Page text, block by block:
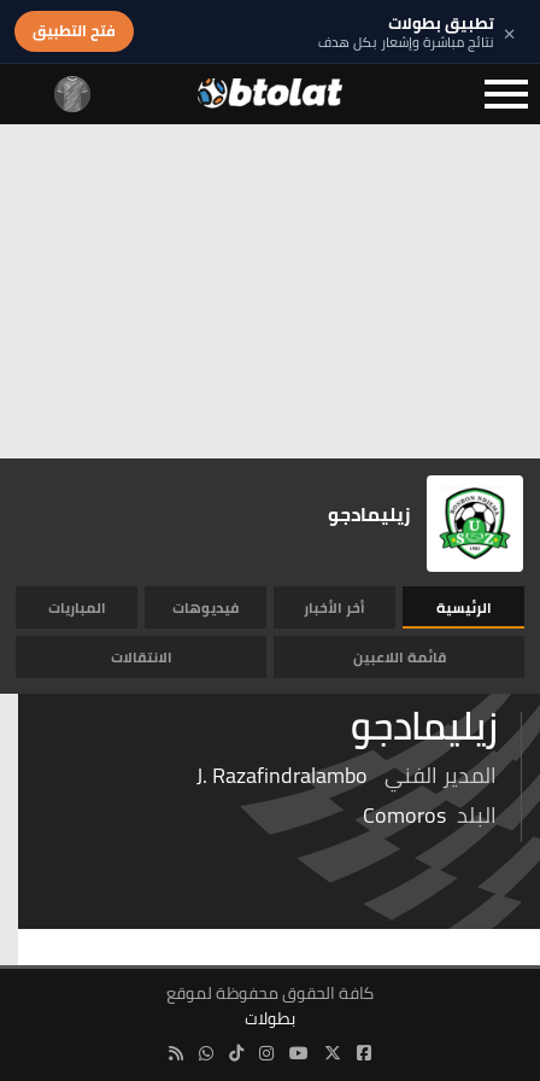
× تطبيق بطولات
نتائج مباشرة وإشعار بكل هدف فتح التطبيق
زيليمادجو
الرئيسية أخر الأخبار فيديوهات
المباريات
قائمة اللاعبين
الانتقالات
زيليمادجو
المدير الفني J. Razafindralambo
البلدComoros
كافة الحقوق محفوظة لموقع
بطولات